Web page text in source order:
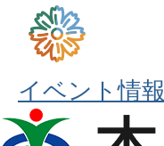
イベント情報
本